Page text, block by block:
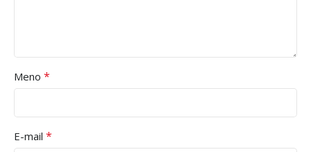
Meno *
E-mail *